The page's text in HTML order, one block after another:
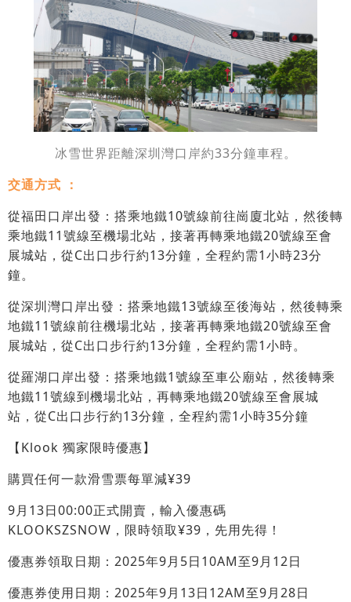
冰雪世界距離深圳灣口岸約33分鐘車程。
交通方式 ：
從福田口岸出發：搭乘地鐵10號線前往崗廈北站，然後轉
乘地鐵11號線至機場北站，接著再轉乘地鐵20號線至會
展城站，從C出口步行約13分鐘，全程約需1小時23分
鐘。
從深圳灣口岸出發：搭乘地鐵13號線至後海站，然後轉乘
地鐵11號線前往機場北站，接著再轉乘地鐵20號線至會
展城站，從C出口步行約13分鐘，全程約需1小時。
從羅湖口岸出發：搭乘地鐵1號線至車公廟站，然後轉乘
地鐵11號線到機場北站，再轉乘地鐵20號線至會展城
站，從C出口步行約13分鐘，全程約需1小時35分鐘
【Klook 獨家限時優惠】
購買任何一款滑雪票每單減¥39
9月13日00:00正式開賣，輸入優惠碼
KLOOKSZSNOW，限時領取¥39，先用先得！
優惠券領取日期：2025年9月5日10AM至9月12日
優惠券使用日期：2025年9月13日12AM至9月28日